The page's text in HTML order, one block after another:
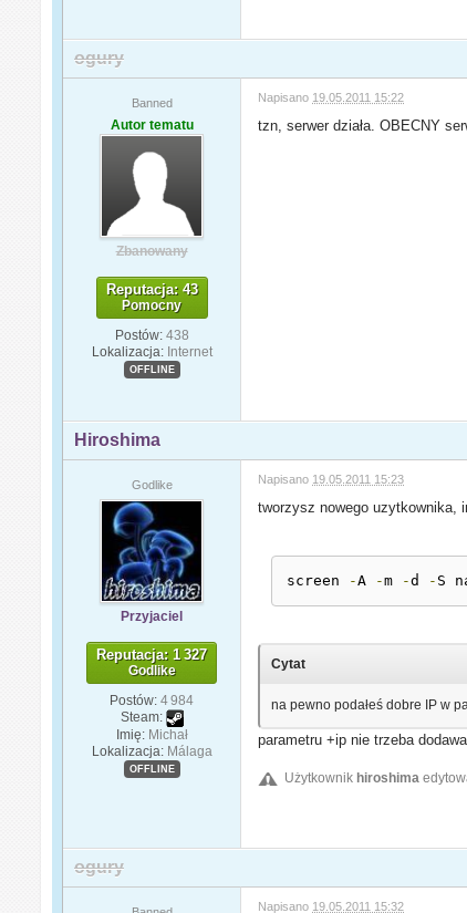
ogury
Banned
Autor tematu
Zbanowany
Reputacja: 43
Pomocny
Postów: 438
Lokalizacja: Internet
OFFLINE
Napisano 19.05.2011 15:22
tzn, serwer działa. OBECNY
Hiroshima
Godlike
Przyjaciel
Reputacja: 1 327
Godlike
Postów: 4 984
Steam:
Imię: Michał
Lokalizacja: Málaga
OFFLINE
Napisano 19.05.2011 15:23
tworzysz nowego uzytkownika,
screen -A -m -d - S
Cytat
na pewno podałeś dobre IP w
parametru +ip nie trzeba
Użytkownik hiroshima
ogury
Napisano 19.05.2011 15:32